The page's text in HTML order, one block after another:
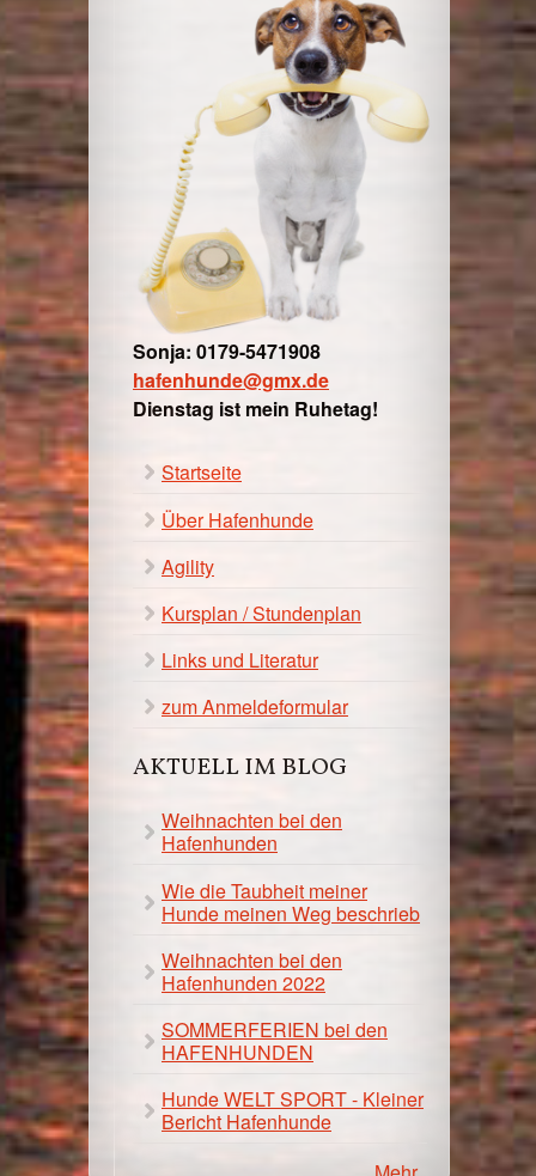
Sonja: 0179-5471908
hafenhunde@gmx.de
Dienstag ist mein Ruhetag!
Startseite
Über Hafenhunde
Agility
Kursplan / Stundenplan
Links und Literatur
zum Anmeldeformular
AKTUELL IM BLOG
Weihnachten bei den
Hafenhunden
Wie die Taubheit meiner
Hunde meinen Weg beschrieb
Weihnachten bei den
Hafenhunden 2022
SOMMERFERIEN bei den
HAFENHUNDEN
Hunde WELT SPORT - Kleiner
Bericht Hafenhunde